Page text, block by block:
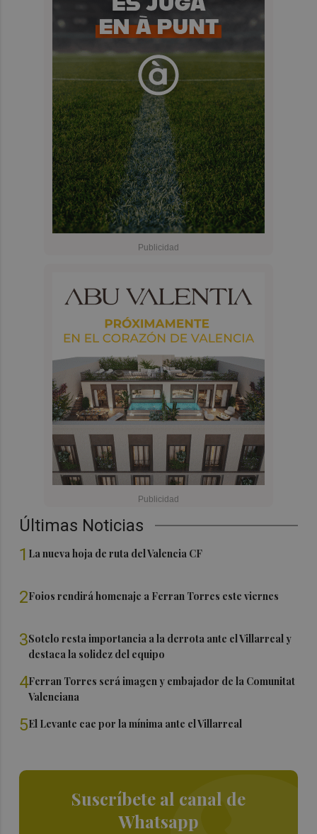
Últimas Noticias
1 La nueva hoja de ruta del Valencia CF
2Foios rendirá homenaje a Ferran Torres este viernes
3Sotelo resta importancia a la derrota ante el Villarreal y
destaca la solidez del equipo
4Ferran Torres será imagen y embajador de la Comunitat
Valenciana
5El Levante cae por la mínima ante el Villarreal
Suscríbete al canal de
Whatsapp